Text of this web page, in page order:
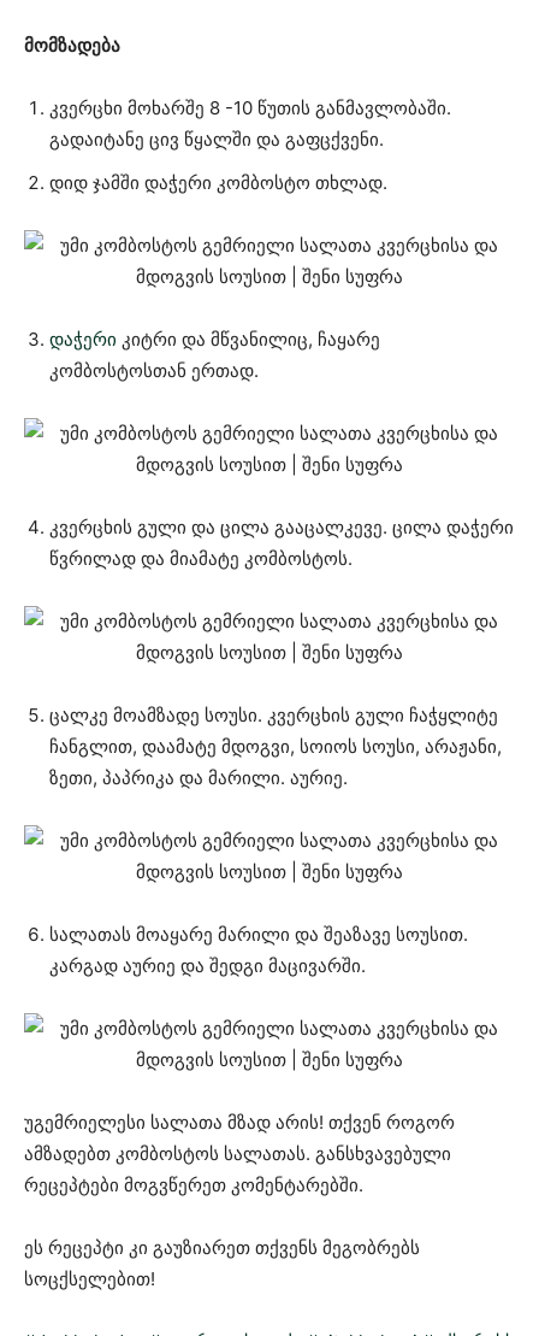
მომზადება
კვერცხი მოხარშე 8 -10 წუთის განმავლობაში.
გადაიტანე ცივ წყალში და გაფცქვენი.
დიდ ჯამში დაჭერი კომბოსტო თხლად.
დაჭერი კიტრი და მწვანილიც, ჩაყარე
კომბოსტოსთან ერთად.
კვერცხის გული და ცილა გააცალკევე. ცილა დაჭერი
წვრილად და მიამატე კომბოსტოს.
ცალკე მოამზადე სოუსი. კვერცხის გული ჩაჭყლიტე
ჩანგლით, დაამატე მდოგვი, სოიოს სოუსი, არაჟანი,
ზეთი, პაპრიკა და მარილი. აურიე.
სალათას მოაყარე მარილი და შეაზავე სოუსით.
კარგად აურიე და შედგი მაცივარში.
უგემრიელესი სალათა მზად არის! თქვენ როგორ
ამზადებთ კომბოსტოს სალათას. განსხვავებული
რეცეპტები მოგვწერეთ კომენტარებში.
ეს რეცეპტი კი გაუზიარეთ თქვენს მეგობრებს
სოცქსელებით!